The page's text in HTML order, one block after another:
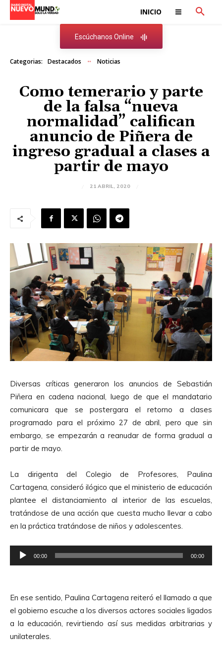
INICIO
Escúchanos Online
Categorias: Destacados Noticias
Como temerario y parte
de la falsa “nueva
normalidad” califican
anuncio de Piñera de
ingreso gradual a clases a
partir de mayo
21 ABRIL, 2020
Diversas críticas generaron los anuncios de Sebastián
Piñera en cadena nacional, luego de que el mandatario
comunicara que se postergara el retorno a clases
programado para el próximo 27 de abril, pero que sin
embargo, se empezarán a reanudar de forma gradual a
partir de mayo.
La dirigenta del Colegio de Profesores, Paulina
Cartagena, consideró ilógico que el ministerio de educación
plantee el distanciamiento al interior de las escuelas,
tratándose de una acción que cuesta mucho llevar a cabo
en la práctica tratándose de niños y adolescentes.
e
o
d
u
c
00:00 00:00
En ese sentido, Paulina Cartagena reiteró el llamado a que
el gobierno escuche a los diversos actores sociales ligados
a la educación, revirtiendo así sus medidas arbitrarias y
unilaterales.